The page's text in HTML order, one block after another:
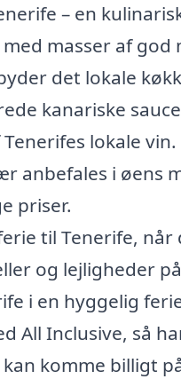
– en
masser af god
det lokale
kanariske
lokale
anbefales i øens
priser.
til Tenerife,
og lejligheder
i en hyggelig
All Inclusive, så
komme billigt